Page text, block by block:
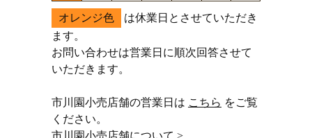
オレンジ色
は休業日とさせていただき
ます。
お問い合わせは営業日に順次回答させて
いただきます。
市川園小売店舗の営業日は こちら をご覧
ください。
市川園小売店舗について >